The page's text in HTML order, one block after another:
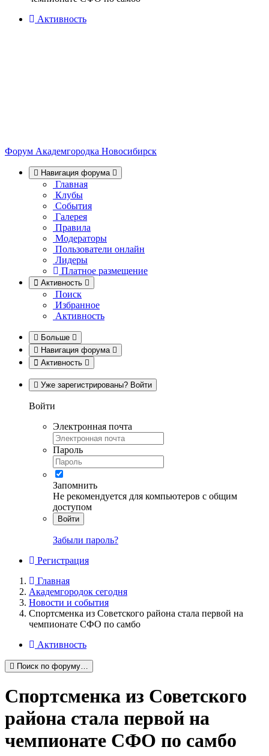
Активность
Форум Академгородка Новосибирск
Навигация форума
Главная
Клубы
События
Галерея
Правила
Модераторы
Пользователи онлайн
Лидеры
Платное размещение
Активность
Поиск
Избранное
Активность
Больше
Навигация форума
Активность
Уже зарегистрированы? Войти
Войти
Электронная почта
Пароль
Запомнить
Не рекомендуется для компьютеров с общим
доступом
Войти
Забыли пароль?
Регистрация
Главная
Академгородок сегодня
Новости и события
Спортсменка из Советского района стала первой на
чемпионате СФО по самбо
Активность
Поиск по форуму…
Спортсменка из Советского
района стала первой на
чемпионате СФО по самбо